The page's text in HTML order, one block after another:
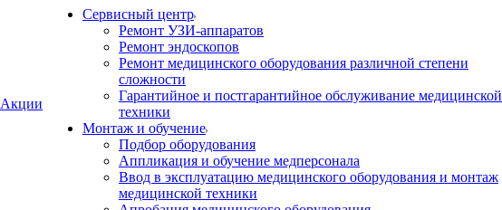
Акции
Сервисный центр
Ремонт УЗИ-аппаратов
Ремонт эндоскопов
Ремонт медицинского оборудования различной степени
сложности
Гарантийное и постгарантийное обслуживание медицинской
техники
Монтаж и обучение
Подбор оборудования
Аппликация и обучение медперсонала
Ввод в эксплуатацию медицинского оборудования и монтаж
медицинской техники